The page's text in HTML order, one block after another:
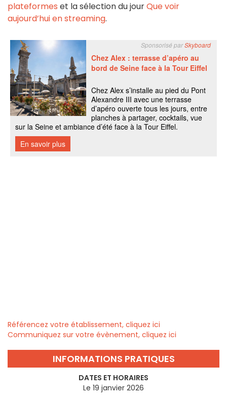
plateformes et la sélection du jourQue voir
aujourd’hui en streaming.
Référencez votre établissement, cliquez ici
Communiquez sur votre évènement, cliquez ici
INFORMATIONS PRATIQUES
DATES ET HORAIRES
Le 19 janvier 2026